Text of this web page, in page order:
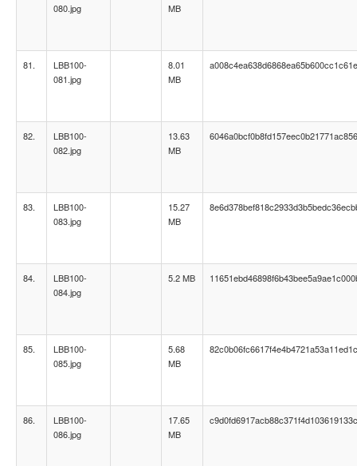
080.jpg
MB
81.
LBB100-
081.jpg
8.01
MB
82.
LBB100-
082.jpg
13.63
MB
6046a0bcf0b8fd157eec0b21771ac856
83.
LBB100-
083.jpg
15.27
MB
84.
LBB100-
084.jpg
5.2 MB
85.
LBB100-
085.jpg
5.68
MB
82c0b06fc6617f4e4b4721a53a11ed1c
86.
LBB100-
086.jpg
17.65
MB
c9d0fd6917acb88c371f4d103619133c